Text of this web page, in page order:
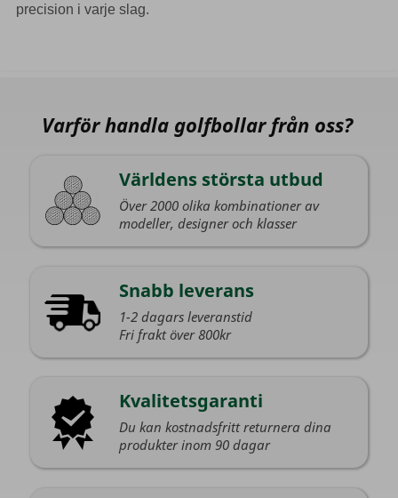
precision i varje slag.
Varför handla golfbollar från oss?
Världens största utbud
Över 2000 olika kombinationer av
modeller, designer och klasser
Snabb leverans
1-2 dagars leveranstid
Fri frakt över 800kr
Kvalitetsgaranti
Du kan kostnadsfritt returnera dina
produkter inom 90 dagar